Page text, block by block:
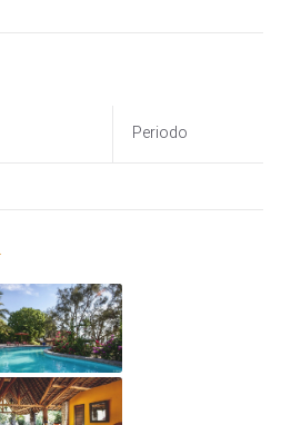
Periodo